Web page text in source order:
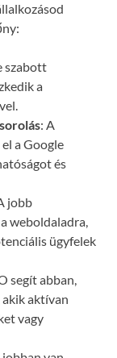
szabott
a
: A
a Google
és
jobb
weboldaladra,
ügyfelek
segít abban,
akik aktívan
vagy